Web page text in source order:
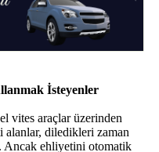
İsteyenler
vites araçlar üzerinden
diledikleri zaman
Ancak ehliyetini otomatik